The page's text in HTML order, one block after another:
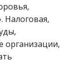
Налоговая,
организации,